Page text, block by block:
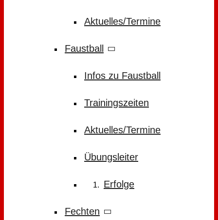
Aktuelles/Termine
Faustball
Infos zu Faustball
Trainingszeiten
Aktuelles/Termine
Übungsleiter
Erfolge
Fechten